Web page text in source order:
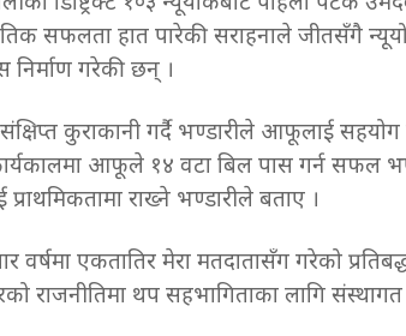
सफलता हात पारेकी सराहनाले जीतसँगै
निर्माण गरेकी छन् ।
कुराकानी गर्दै भण्डारीले आफूलाई सहयोग
आफूले १४ वटा बिल पास गर्न सफल
राख्ने भण्डारीले बताए ।
एकतातिर मेरा मतदातासँग गरेको
राजनीतिमा थप सहभागिताका लागि संस्थागत